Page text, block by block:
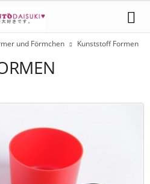
und Förmchen Kunststoff Formen